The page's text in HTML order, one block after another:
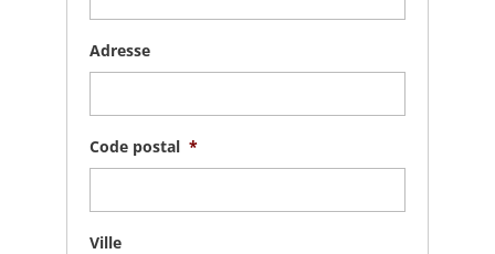
Adresse
Code postal *
Ville